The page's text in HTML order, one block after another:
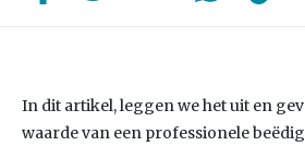
In dit artikel, leggen we het uit en
waarde van een professionele